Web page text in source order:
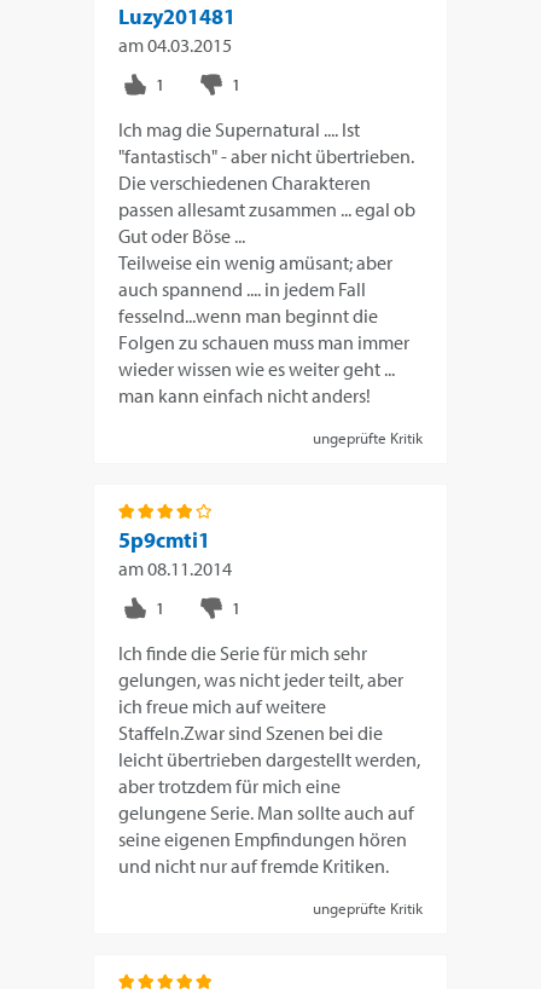
Luzy201481
am04.03.2015
Ich mag die Supernatural .... Ist
"fantastisch" - aber nicht übertrieben.
Die verschiedenen Charakteren
passen allesamt zusammen ... egal ob
Gut oder Böse ...
Teilweise ein wenig amüsant; aber
auch spannend .... in jedem Fall
fesselnd...wenn man beginnt die
Folgen zu schauen muss man immer
wieder wissen wie es weiter geht ...
man kann einfach nicht anders!
ungeprüfte Kritik
5p9cmti1
am08.11.2014
Ich finde die Serie für mich sehr
gelungen, was nicht jeder teilt, aber
ich freue mich auf weitere
Staffeln.Zwar sind Szenen bei die
leicht übertrieben dargestellt werden,
aber trotzdem für mich eine
gelungene Serie. Man sollte auch auf
seine eigenen Empfindungen hören
und nicht nur auf fremde Kritiken.
ungeprüfte Kritik